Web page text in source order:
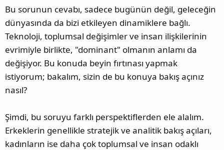
Bu sorunun cevabı, sadece bugünün değil, geleceğin
dünyasında da bizi etkileyen dinamiklere bağlı.
Teknoloji, toplumsal değişimler ve insan ilişkilerinin
evrimiyle birlikte, "dominant" olmanın anlamı da
değişiyor. Bu konuda beyin fırtınası yapmak
istiyorum; bakalım, sizin de bu konuya bakış açınız
nasıl?
Şimdi, bu soruyu farklı perspektiflerden ele alalım.
Erkeklerin genellikle stratejik ve analitik bakış açıları,
kadınların ise daha çok toplumsal ve insan odaklı